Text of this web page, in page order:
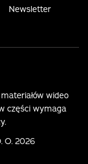
Newsletter
wideo
części wymaga
O. 2026